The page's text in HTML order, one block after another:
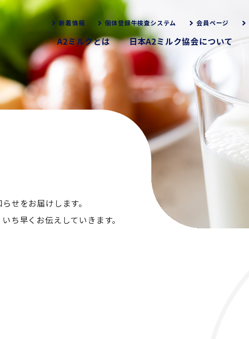
新着情報 個体登録牛検査システム 会員ページ
A2ミルクとは 日本A2ミルク協会について
せをお届けします。
ち早くお伝えしていきます。